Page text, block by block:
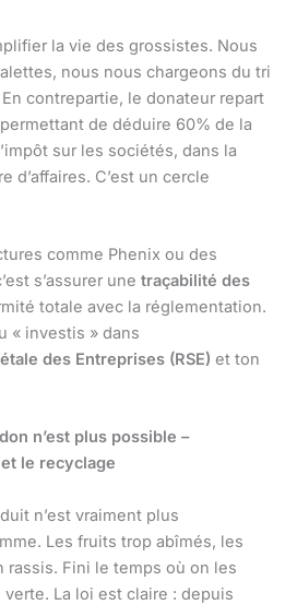
la vie des grossistes. Nous
nous nous chargeons du tri
contrepartie, le donateur repart
de déduire 60% de la
sur les sociétés, dans la
C’est un cercle
comme Phenix ou des
s’assurer une traçabilité des
totale avec la réglementation.
« investis » dans
des Entreprises (RSE) et ton
n’est plus possible –
le recyclage
n’est vraiment plus
Les fruits trop abîmés, les
rassis. Fini le temps où on les
La loi est claire : depuis